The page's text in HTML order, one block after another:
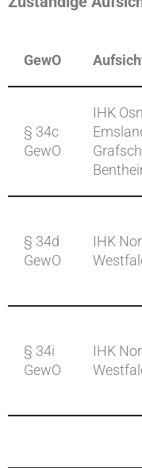
GewO
§ 34c
GewO
IHK
§ 34d
GewO
IHK
§ 34i
GewO
IHK